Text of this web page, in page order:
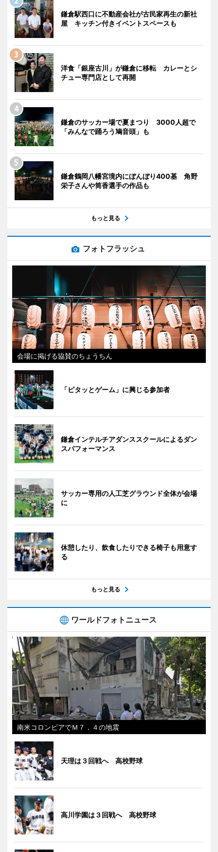
鎌倉駅西口に不動産会社が古民家再生の新社
屋 キッチン付きイベントスペースも
洋食「銀座古川」が鎌倉に移転 カレーとシ
チュー専門店として再開
鎌倉のサッカー場で夏まつり 3000人超で
「みんなで踊ろう鳩音頭」も
鎌倉鶴岡八幡宮境内にぼんぼり400基 角野
栄子さんや筒香選手の作品も
もっと見る
フォトフラッシュ
会場に掲げる協賛のちょうちん
「ピタッとゲーム」に興じる参加者
鎌倉インテルチアダンススクールによるダン
スパフォーマンス
サッカー専用の人工芝グラウンド全体が会場
に
休憩したり、飲食したりできる椅子も用意す
る
もっと見る
ワールドフォトニュース
南米コロンビアでＭ７．４の地震
天理は３回戦へ 高校野球
高川学園は３回戦へ 高校野球